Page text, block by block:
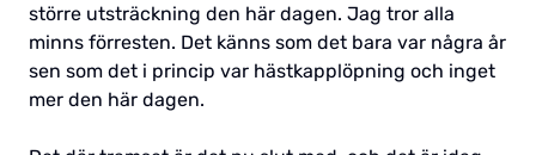
större utsträckning den här dagen. Jag tror alla
minns förresten. Det känns som det bara var några år
sen som det i princip var hästkapplöpning och inget
mer den här dagen.